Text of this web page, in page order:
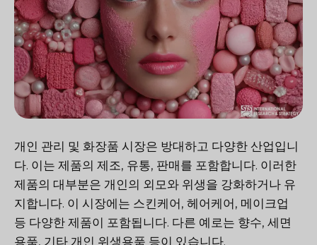
개인 관리 및 화장품 시장은 방대하고 다양한 산업입니
다. 이는 제품의 제조, 유통, 판매를 포함합니다. 이러한
제품의 대부분은 개인의 외모와 위생을 강화하거나 유
지합니다. 이 시장에는 스킨케어, 헤어케어, 메이크업
등 다양한 제품이 포함됩니다. 다른 예로는 향수, 세면
용품, 기타 개인 위생용품 등이 있습니다.